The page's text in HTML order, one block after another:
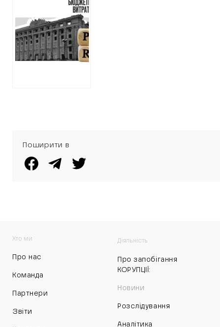
“стратегічний”
департамент
витратить три
мільйони гривень
на піар ХОВА
Поширити в
Хто ми
Про нас
Команда
Партнери
Звіти
Діяльність
Про запобігання
КОРУПЦІЇ:
Новини
Розслідування
Аналітика